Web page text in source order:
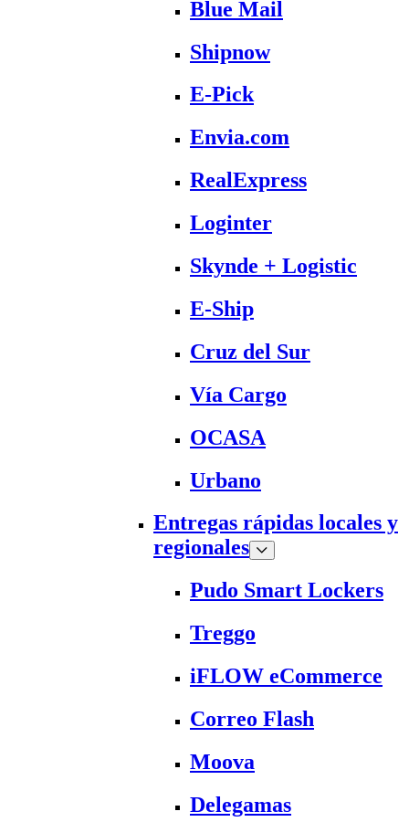
Blue Mail
Shipnow
E-Pick
Envia.com
RealExpress
Loginter
Skynde + Logistic
E-Ship
Cruz del Sur
Vía Cargo
OCASA
Urbano
Entregas rápidas locales y
regionales
Pudo Smart Lockers
Treggo
iFLOW eCommerce
Correo Flash
Moova
Delegamas